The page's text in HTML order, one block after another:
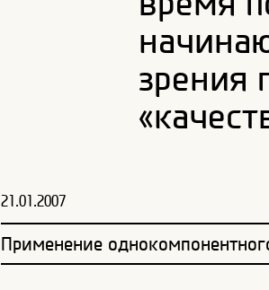
зрения
21.01.2007
Применение